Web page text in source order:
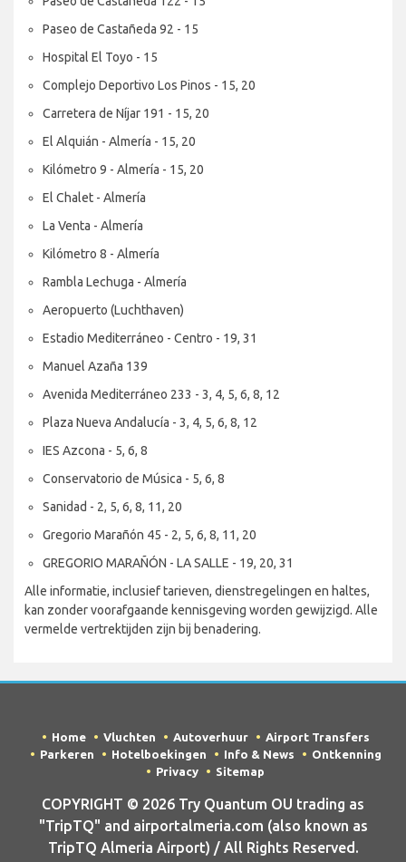
Paseo de Castañeda 92 - 15
Hospital El Toyo - 15
Complejo Deportivo Los Pinos - 15, 20
Carretera de Níjar 191 - 15, 20
El Alquián - Almería - 15, 20
Kilómetro 9 - Almería - 15, 20
El Chalet - Almería
La Venta - Almería
Kilómetro 8 - Almería
Rambla Lechuga - Almería
Aeropuerto (Luchthaven)
Estadio Mediterráneo - Centro - 19, 31
Manuel Azaña 139
Avenida Mediterráneo 233 - 3, 4, 5, 6, 8, 12
Plaza Nueva Andalucía - 3, 4, 5, 6, 8, 12
IES Azcona - 5, 6, 8
Conservatorio de Música - 5, 6, 8
Sanidad - 2, 5, 6, 8, 11, 20
Gregorio Marañón 45 - 2, 5, 6, 8, 11, 20
GREGORIO MARAÑÓN - LA SALLE - 19, 20, 31
Alle informatie, inclusief tarieven, dienstregelingen en haltes,
kan zonder voorafgaande kennisgeving worden gewijzigd. Alle
vermelde vertrektijden zijn bij benadering.
Home Vluchten Autoverhuur
Airport Transfers
Parkeren
Hotelboekingen Info & News
Ontkenning
Privacy
Sitemap
COPYRIGHT © 2026 Try Quantum OU trading as
"TripTQ" and airportalmeria.com (also known as
TripTQ Almeria Airport) / All Rights Reserved.